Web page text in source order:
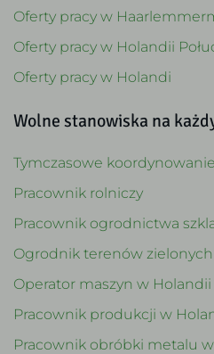
Oferty pracy w
Oferty pracy w Holandii
Oferty pracy w Holandi
Wolne stanowiska na
Tymczasowe
Pracownik rolniczy
Pracownik ogrodnictwa
Ogrodnik terenów
Operator maszyn w Holandii
Pracownik produkcji w
Pracownik obróbki metalu